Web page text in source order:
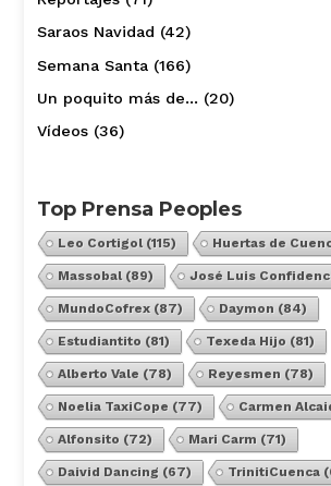
Saraos Navidad (42)
Semana Santa(166)
Un poquito más de… (20)
Vídeos(36)
Top Prensa Peoples
Leo Cortigol(115) Huertas de
Massobal(89) José Luis
MundoCofrex(87) Daymon (84)
Estudiantito (81) Texeda Hijo (81)
Alberto Vale (78) Reyesmen (78)
Noelia TaxiCope (77) Carmen
Alfonsito (72) Mari Carm (71)
Daivid Dancing (67) TrinitiCuenca